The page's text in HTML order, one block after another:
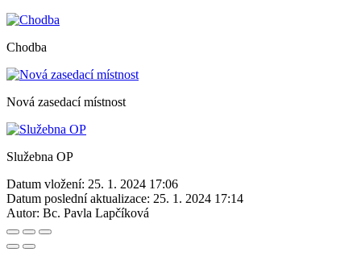
Chodba
Nová zasedací místnost
Služebna OP
Datum vložení: 25. 1. 2024 17:06
Datum poslední aktualizace: 25. 1. 2024 17:14
Autor: Bc. Pavla Lapčíková